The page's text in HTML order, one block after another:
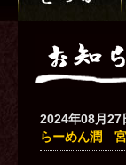
2024年08月27
らーめん潤 宮